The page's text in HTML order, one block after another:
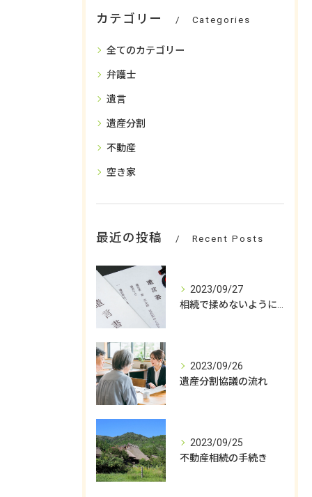
カテゴリー Categories
全てのカテゴリー
弁護士
遺言
遺産分割
不動産
空き家
最近の投稿 Recent Posts
2023/09/27
2023/09/26
遺産分割協議の流れ
2023/09/25
不動産相続の手続き